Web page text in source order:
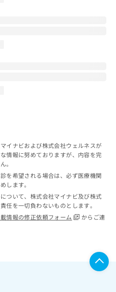
イナビおよび株式会社ウェルネスが
情報に努めておりますが、内容を完
。
を希望される場合は、必ず医療機関
します。
ついて、株式会社マイナビ及び株式
任を一切負わないものとします。
情報の修正依頼フォーム
からご連